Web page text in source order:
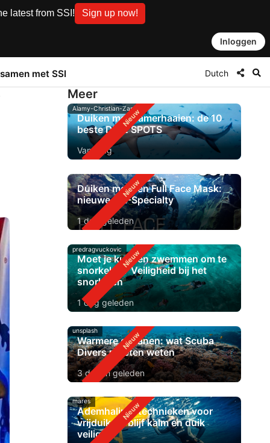
latest from SSI! Sign up now!
Inloggen
met SSI Dutch
Meer
Alamy-Christian-Zappel
Duiken met hamerhaaien: de 10
beste DIVE SPOTS
Vandaag
Duiken met een Full Face Mask:
nieuwe SSI-Specialty
1 dag geleden
predragvuckovic
Moet je kunnen zwemmen om te
snorkelen? Veiligheid bij het
snorkelen
1 dag geleden
unsplash
Warmere oceanen: wat Scuba
Divers moeten weten
3 dagen geleden
mares
Ademhalingstechnieken voor
vrijduiken: blijf kalm en duik
veiliger